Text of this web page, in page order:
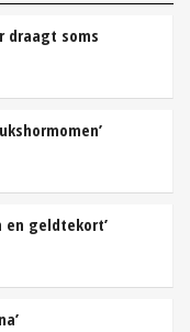
draagt soms
en geldtekort’